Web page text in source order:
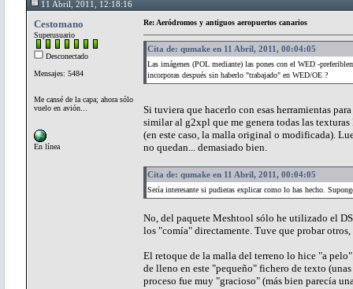
11 Abril, 2011, 12:18:16
Cestomano
Superusuario
Desconectado
Mensajes: 5484
Me cansé de la capa; ahora sólo
vuelo en avión...
En línea
Re: Aeródromos y antiguos aeropuertos canarios
Cita de: qumake en 11 Abril, 2011, 00:04:05
Las imágenes (POL mediante) las pones con el WED -
incorporas después sin haberlo "trabajado" en WED/OE ?
Si tuviera que hacerlo con esas herramientas
similar al g2xpl que me genera todas las
(en este caso, la malla original o modificada).
no quedan... demasiado bien.
Cita de: qumake en 11 Abril, 2011, 00:04:05
Sería interesante si pudieras explicar como lo has hecho.
No, del paquete Meshtool sólo he utilizado el
los "comía" directamente. Tuve que probar
El retoque de la malla del terreno lo hice "a
de lleno en este "pequeño" fichero de texto
proceso fue muy "gracioso" (más bien parecía